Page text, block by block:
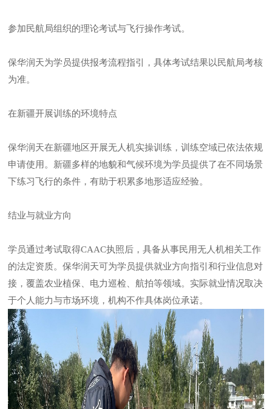
参加民航局组织的理论考试与飞行操作考试。
保华润天为学员提供报考流程指引，具体考试结果以民航局考核
为准。
在新疆开展训练的环境特点
保华润天在新疆地区开展无人机实操训练，训练空域已依法依规
申请使用。新疆多样的地貌和气候环境为学员提供了在不同场景
下练习飞行的条件，有助于积累多地形适应经验。
结业与就业方向
学员通过考试取得CAAC执照后，具备从事民用无人机相关工作
的法定资质。保华润天可为学员提供就业方向指引和行业信息对
接，覆盖农业植保、电力巡检、航拍等领域。实际就业情况取决
于个人能力与市场环境，机构不作具体岗位承诺。